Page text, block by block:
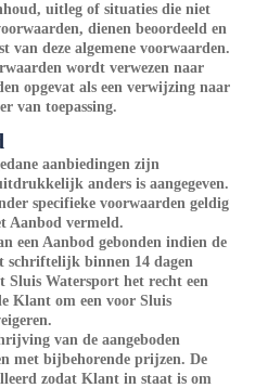
uitleg of situaties die niet
dienen beoordeeld en
van deze algemene voorwaarden.
wordt verwezen naar
opgevat als een verwijzing naar
van toepassing.
aanbiedingen zijn
anders is aangegeven.
specifieke voorwaarden geldig
vermeld.
een Aanbod gebonden indien de
schriftelijk binnen 14 dagen
Sluis Watersport het recht een
Klant om een voor Sluis
van de aangeboden
met bijbehorende prijzen. De
zodat Klant in staat is om